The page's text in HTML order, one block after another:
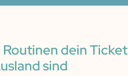
Routinen dein Ticket
sind